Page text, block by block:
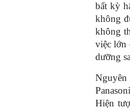
bất kỳ
không
không
việc lớn
dưỡng
Hiện